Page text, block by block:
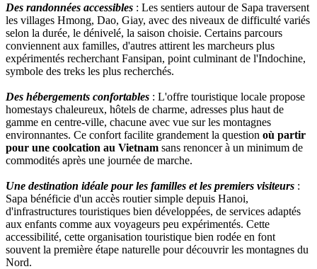
Des randonnées accessibles : Les sentiers autour de Sapa traversent
les villages Hmong, Dao, Giay, avec des niveaux de difficulté variés
selon la durée, le dénivelé, la saison choisie. Certains parcours
conviennent aux familles, d'autres attirent les marcheurs plus
expérimentés recherchant Fansipan, point culminant de l'Indochine,
symbole des treks les plus recherchés.
Des hébergements confortables : L'offre touristique locale propose
homestays chaleureux, hôtels de charme, adresses plus haut de
gamme en centre-ville, chacune avec vue sur les montagnes
environnantes. Ce confort facilite grandement la question où partir
pour une coolcation au Vietnam sans renoncer à un minimum de
commodités après une journée de marche.
Une destination idéale pour les familles et les premiers visiteurs :
Sapa bénéficie d'un accès routier simple depuis Hanoi,
d'infrastructures touristiques bien développées, de services adaptés
aux enfants comme aux voyageurs peu expérimentés. Cette
accessibilité, cette organisation touristique bien rodée en font
souvent la première étape naturelle pour découvrir les montagnes du
Nord.